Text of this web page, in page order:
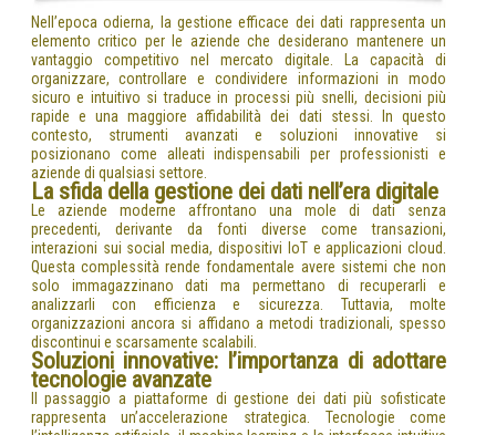
Nell’epoca odierna, la gestione efficace dei dati rappresenta un
elemento critico per le aziende che desiderano mantenere un
vantaggio competitivo nel mercato digitale. La capacità di
organizzare, controllare e condividere informazioni in modo
sicuro e intuitivo si traduce in processi più snelli, decisioni più
rapide e una maggiore affidabilità dei dati stessi. In questo
contesto, strumenti avanzati e soluzioni innovative si
posizionano come alleati indispensabili per professionisti e
aziende di qualsiasi settore.
La sfida della gestione dei dati nell’era digitale
Le aziende moderne affrontano una mole di dati senza
precedenti, derivante da fonti diverse come transazioni,
interazioni sui social media, dispositivi IoT e applicazioni cloud.
Questa complessità rende fondamentale avere sistemi che non
solo immagazzinano dati ma permettano di recuperarli e
analizzarli con efficienza e sicurezza. Tuttavia, molte
organizzazioni ancora si affidano a metodi tradizionali, spesso
discontinui e scarsamente scalabili.
Soluzioni innovative: l’importanza di adottare
tecnologie avanzate
Il passaggio a piattaforme di gestione dei dati più sofisticate
rappresenta un’accelerazione strategica. Tecnologie come